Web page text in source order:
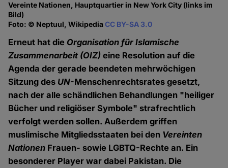
Vereinte Nationen, Hauptquartier in New York City (links im
Bild)
Foto: © Neptuul, WikipediaCC BY-SA 3.0
Erneut hat die Organisation für Islamische
Zusammenarbeit (OIZ) eine Resolution auf die
Agenda der gerade beendeten mehrwöchigen
Sitzung des UN-Menschenrechtsrates gesetzt,
nach der alle schändlichen Behandlungen "heiliger
Bücher und religiöser Symbole" strafrechtlich
verfolgt werden sollen. Außerdem griffen
muslimische Mitgliedsstaaten bei den Vereinten
Nationen Frauen- sowie LGBTQ-Rechte an. Ein
besonderer Player war dabei Pakistan. Die